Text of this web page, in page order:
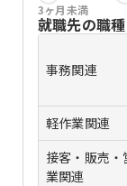
3ヶ月未満
就職先の職種
事務関連
軽作業関連
接客・販売・
業関連